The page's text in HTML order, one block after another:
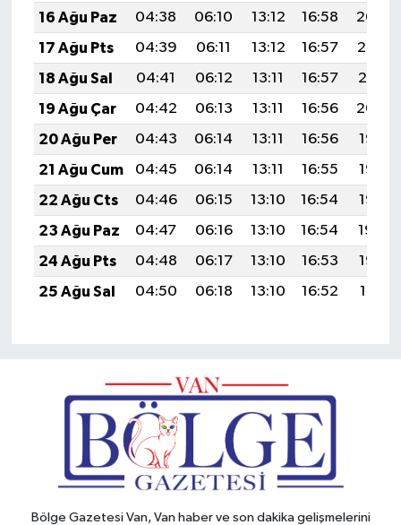
16 Ağu Paz
04:38 06:10 13:12 16:58
20:04
17 Ağu Pts
04:39 06:11 13:12 16:57
20:02
18 Ağu Sal
04:41 06:12 13:11 16:57
20:01
19 Ağu Çar
04:42 06:13 13:11 16:56
20:00
20 Ağu Per
04:43 06:14 13:11 16:56
19:58
21 Ağu Cum
04:45 06:14 13:11 16:55
19:57
22 Ağu Cts
04:46 06:15 13:10 16:54
19:56
23 Ağu Paz
04:47 06:16 13:10 16:54
19:54
24 Ağu Pts
04:48 06:17 13:10 16:53
19:53
25 Ağu Sal
04:50 06:18 13:10 16:52 19:51
Bölge Gazetesi Van, Van haber ve son dakika gelişmelerini